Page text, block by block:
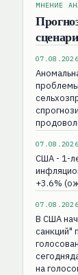
МНЕНИЕ
07.08.2026
07.08.2026
США - 1-
+3.6%
07.08.2026
В США
санкций"
на